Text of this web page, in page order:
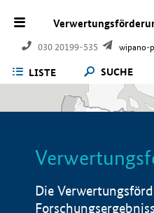
030 20199-535 wipano-
LISTE SUCHE
Die